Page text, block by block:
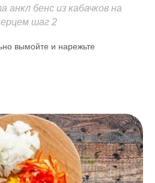
анкл бенс из кабачков на
шаг 2
вымойте и нарежьте